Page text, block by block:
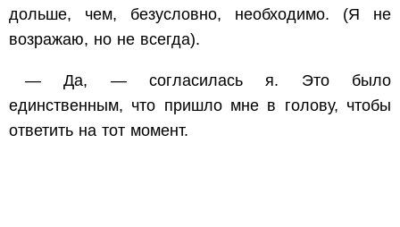
дольше, чем, безусловно, необходимо. (Я не
возражаю, но не всегда).
— Да, — согласилась я. Это было
единственным, что пришло мне в голову, чтобы
ответить на тот момент.